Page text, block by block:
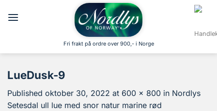
Fri frakt på ordre over 900,- i Norge
LueDusk-9
Published oktober 30, 2022 at 600 × 800 in Nordlys
Setesdal ull lue med snor natur marine rød